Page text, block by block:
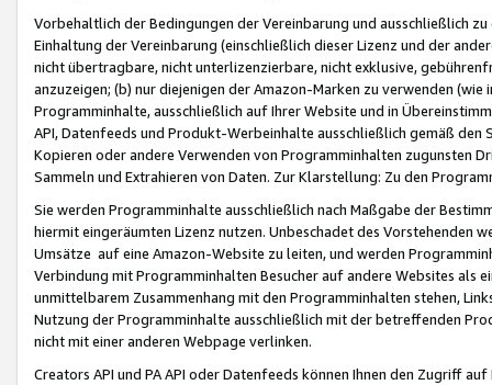
Vorbehaltlich der Bedingungen der Vereinbarung und ausschließlich
Einhaltung der Vereinbarung (einschließlich dieser Lizenz und der
nicht übertragbare, nicht unterlizenzierbare, nicht exklusive,
anzuzeigen; (b) nur diejenigen der Amazon-Marken zu verwenden
Programminhalte, ausschließlich auf Ihrer Website und in
API, Datenfeeds und Produkt-Werbeinhalte ausschließlich gemäß
Kopieren oder andere Verwenden von Programminhalten zugunsten
Sammeln und Extrahieren von Daten. Zur Klarstellung: Zu den
Sie werden Programminhalte ausschließlich nach Maßgabe der
hiermit eingeräumten Lizenz nutzen. Unbeschadet des Vorstehenden
Umsätze auf eine Amazon-Website zu leiten, und werden
Verbindung mit Programminhalten Besucher auf andere Websites als
unmittelbarem Zusammenhang mit den Programminhalten stehen,
Nutzung der Programminhalte ausschließlich mit der betreffenden
nicht mit einer anderen Webpage verlinken.
Creators API und PA API oder Datenfeeds können Ihnen den Zugriff